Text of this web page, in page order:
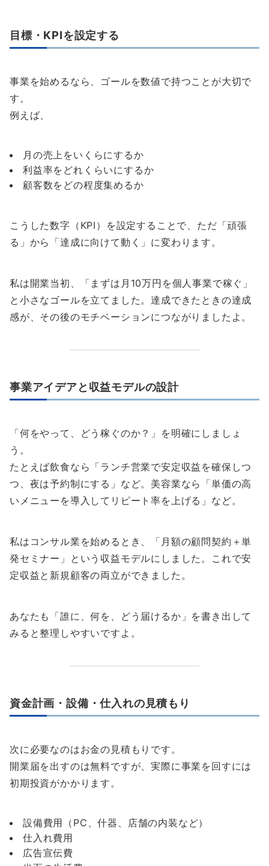
目標・KPIを設定する
事業を始めるなら、ゴールを数値で持つことが大切で
す。
例えば、
月の売上をいくらにするか
利益率をどれくらいにするか
顧客数をどの程度集めるか
こうした数字（KPI）を設定することで、ただ「頑張
る」から「達成に向けて動く」に変わります。
私は開業当初、「まずは月10万円を個人事業で稼ぐ」
と小さなゴールを立てました。達成できたときの達成
感が、その後のモチベーションにつながりましたよ。
事業アイデアと収益モデルの設計
「何をやって、どう稼ぐのか？」を明確にしましょ
う。
たとえば飲食なら「ランチ営業で安定収益を確保しつ
つ、夜は予約制にする」など。美容業なら「単価の高
いメニューを導入してリピート率を上げる」など。
私はコンサル業を始めるとき、「月額の顧問契約＋単
発セミナー」という収益モデルにしました。これで安
定収益と新規顧客の両立ができました。
あなたも「誰に、何を、どう届けるか」を書き出して
みると整理しやすいですよ。
資金計画・設備・仕入れの見積もり
次に必要なのはお金の見積もりです。
開業届を出すのは無料ですが、実際に事業を回すには
初期投資がかかります。
設備費用（PC、什器、店舗の内装など）
仕入れ費用
広告宣伝費